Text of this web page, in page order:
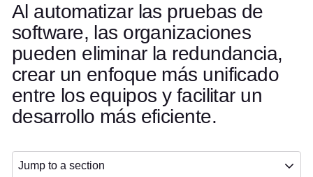
Al automatizar las pruebas de
software, las organizaciones
pueden eliminar la redundancia,
crear un enfoque más unificado
entre los equipos y facilitar un
desarrollo más eficiente.
Jump to a section